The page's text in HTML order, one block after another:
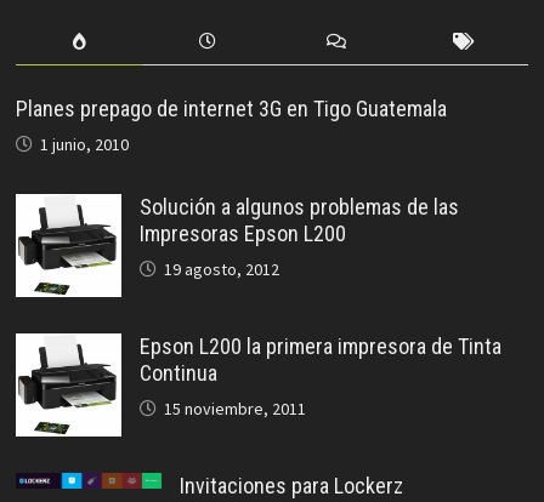
Planes prepago de internet 3G en Tigo Guatemala
1 junio, 2010
Solución a algunos problemas de las
Impresoras Epson L200
19 agosto, 2012
Epson L200 la primera impresora de Tinta
Continua
15 noviembre, 2011
Invitaciones para Lockerz